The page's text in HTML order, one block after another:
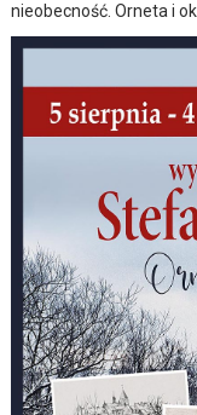
nieobecność. Orneta i